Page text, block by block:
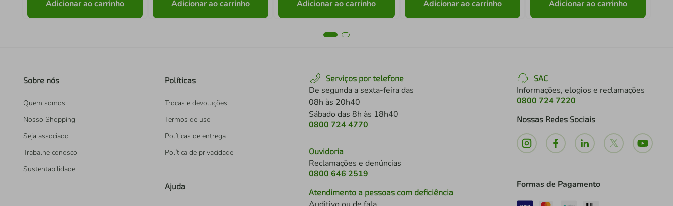
Adicionar ao carrinho Adicionar ao carrinho Adicionar ao carrinho Adicionar ao carrinho Adicionar ao carrinho
Sobre nós
Quem somos
Nosso Shopping
Seja associado
Trabalhe conosco
Sustentabilidade
Políticas
Trocas e devoluções
Termos de uso
Políticas de entrega
Política de privacidade
Ajuda
Serviços por telefone
De segunda a sexta-feira das
08h às 20h40
Sábado das 8h às 18h40
0800 724 4770
Ouvidoria
Reclamações e denúncias
0800 646 2519
Atendimento a pessoas com deficiência
SAC
Informações, elogios e reclamações
0800 724 7220
Nossas Redes Sociais
Formas de Pagamento